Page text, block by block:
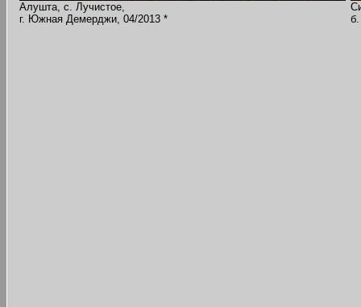
Алушта, с. Лучистое,
г. Южная Демерджи, 04/2013 *
б.